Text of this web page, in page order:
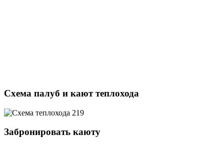
Схема палуб и кают теплохода
Забронировать каюту